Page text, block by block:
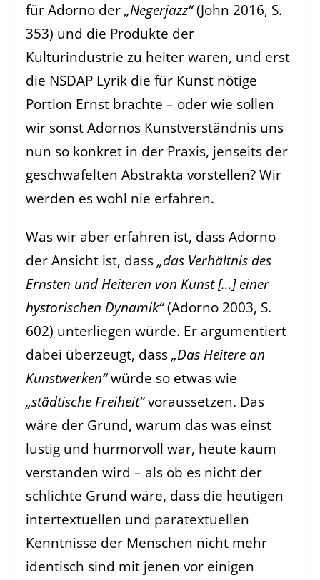
für Adorno der „Negerjazz“(John 2016, S.
353) und die Produkte der
Kulturindustrie zu heiter waren, und erst
die NSDAP Lyrik die für Kunst nötige
Portion Ernst brachte – oder wie sollen
wir sonst Adornos Kunstverständnis uns
nun so konkret in der Praxis, jenseits der
geschwafelten Abstrakta vorstellen? Wir
werden es wohl nie erfahren.
Was wir aber erfahren ist, dass Adorno
der Ansicht ist, dass „das Verhältnis des
Ernsten und Heiteren von Kunst […] einer
hystorischen Dynamik“(Adorno 2003, S.
602) unterliegen würde. Er argumentiert
dabei überzeugt, dass „Das Heitere an
Kunstwerken“würde so etwas wie
„städtische Freiheit“voraussetzen. Das
wäre der Grund, warum das was einst
lustig und hurmorvoll war, heute kaum
verstanden wird – als ob es nicht der
schlichte Grund wäre, dass die heutigen
intertextuellen und paratextuellen
Kenntnisse der Menschen nicht mehr
identisch sind mit jenen vor einigen